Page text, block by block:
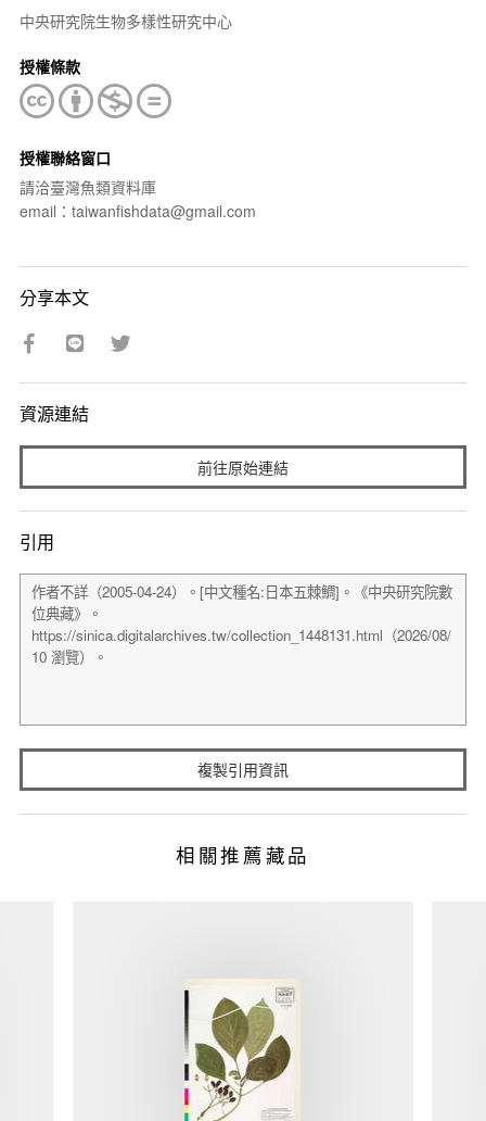
中央研究院生物多樣性研究中心
授權條款
授權聯絡窗口
請洽臺灣魚類資料庫
email：taiwanfishdata@gmail.com
分享本文
資源連結
前往原始連結
引用
複製引用資訊
相關推薦藏品